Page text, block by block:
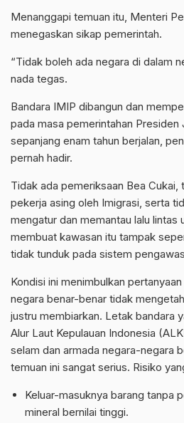
Menanggapi temuan itu, Menteri
menegaskan sikap pemerintah.
“Tidak boleh ada negara di dalam
nada tegas.
Bandara IMIP dibangun dan
pada masa pemerintahan
sepanjang enam tahun berjalan,
pernah hadir.
Tidak ada pemeriksaan Bea Cukai,
pekerja asing oleh Imigrasi, serta
mengatur dan memantau lalu lintas
membuat kawasan itu tampak
tidak tunduk pada sistem
Kondisi ini menimbulkan
negara benar-benar tidak
justru membiarkan. Letak bandara
Alur Laut Kepulauan Indonesia
selam dan armada negara-negara
temuan ini sangat serius. Risiko
Keluar-masuknya barang tanpa
mineral bernilai tinggi.